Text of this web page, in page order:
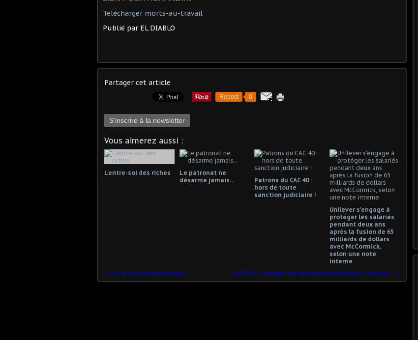
Télécharger morts-au-travail
Publié par EL DIABLO
Partager cet article
Repost 0
S'inscrire à la newsletter
Vous aimerez aussi :
L'entre-soi des riches
Le patronat ne
désarme jamais...
Patrons du CAC 40 :
hors de toute
sanction judiciaire !
Unilever s'engage à
protéger les salariés
pendant deux ans
après la fusion de 65
milliards de dollars
avec McCormick,
selon une note
interne
Ils ne nous diviserons pas !
MACRON : rattrapé par les retraites même au Pays Bas !